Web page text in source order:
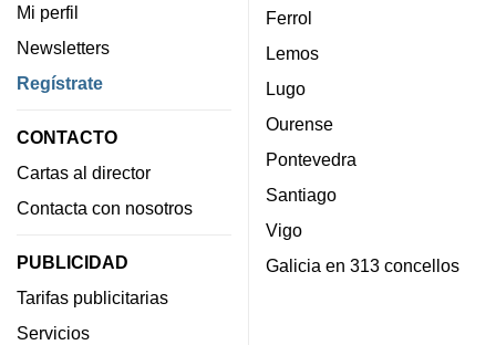
Mi perfil
Newsletters
Regístrate
CONTACTO
Cartas al director
Contacta con nosotros
PUBLICIDAD
Tarifas publicitarias
Servicios
Ferrol
Lemos
Lugo
Ourense
Pontevedra
Santiago
Vigo
Galicia en 313 concellos